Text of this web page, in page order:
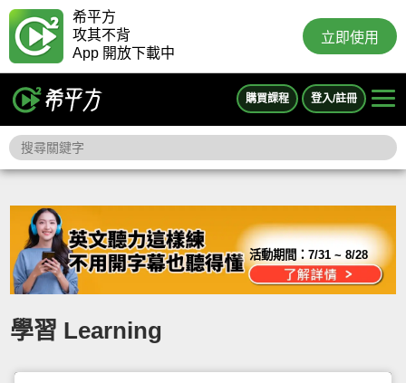
希平方
攻其不背
App 開放下載中
立即使用
購買課程 登入/註冊
活動期間：7/31 ~ 8/28
學習 Learning